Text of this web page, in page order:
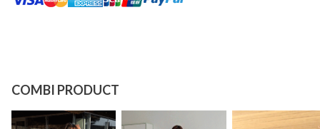
COMBI PRODUCT